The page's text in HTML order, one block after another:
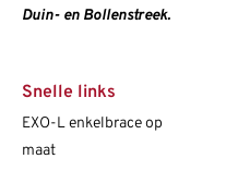
Duin- en Bollenstreek.
Snelle links
EXO-L enkelbrace op
maat